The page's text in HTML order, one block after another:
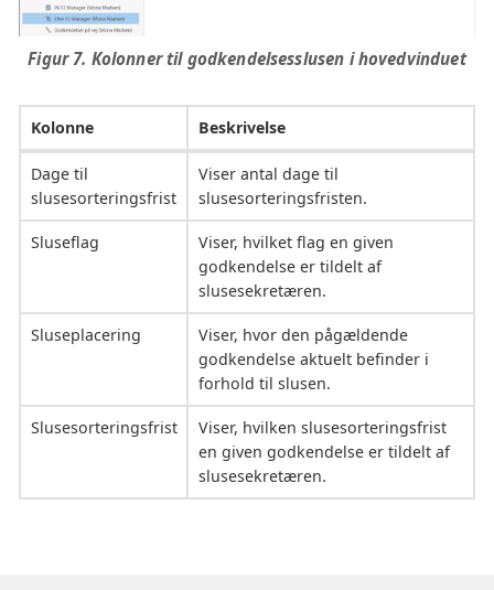
Figur 7. Kolonner til godkendelsesslusen i hovedvinduet
Kolonne Beskrivelse
Dage til
slusesorteringsfrist
Viser antal dage til
slusesorteringsfristen.
Sluseflag
Viser, hvilket flag en given
godkendelse er tildelt af
slusesekretæren.
Sluseplacering
Viser, hvor den pågældende
godkendelse aktuelt befinder i
forhold til slusen.
Slusesorteringsfrist
Viser, hvilken slusesorteringsfrist
en given godkendelse er tildelt af
slusesekretæren.